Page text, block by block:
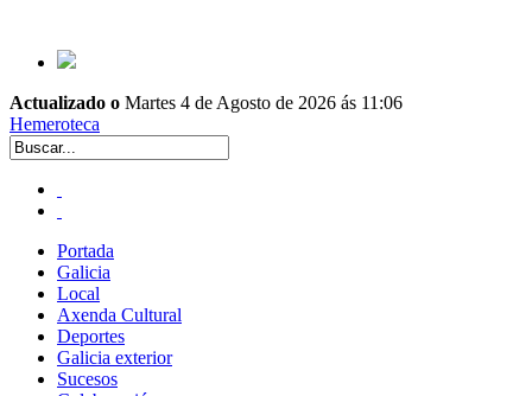
Actualizado o Martes 4 de Agosto de 2026 ás 11:06
Hemeroteca
Portada
Galicia
Local
Axenda Cultural
Deportes
Galicia exterior
Sucesos